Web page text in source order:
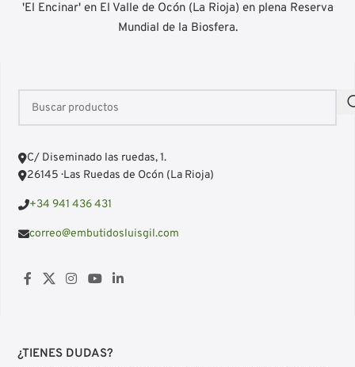
'El Encinar' en El Valle de Ocón (La Rioja) en plena Reserva
Mundial de la Biosfera.
C/ Diseminado las ruedas, 1.
26145 · Las Ruedas de Ocón (La Rioja)
+34 941 436 431
correo@embutidosluisgil.com
¿TIENES DUDAS?